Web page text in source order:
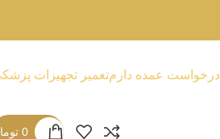
درخواست عمده دارمتعمیر تجهیزات
0